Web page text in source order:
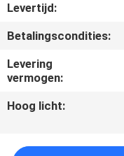
Levertijd:
Betalingscondities:
Levering
vermogen:
Hoog licht: